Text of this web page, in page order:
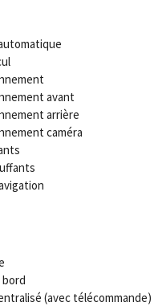
avant
arrière
caméra
(avec télécommande)